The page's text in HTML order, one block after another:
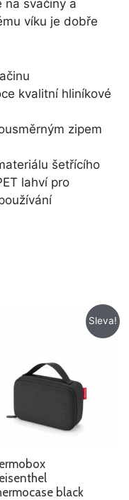
na svačiny a
víku je dobře
kvalitní hliníkové
zipem
šetřícího
lahví pro
Sleva!
black
Aktuální
cena